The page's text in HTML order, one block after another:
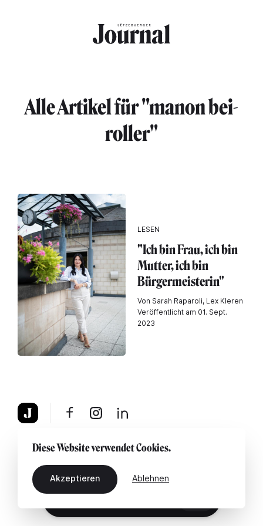
Alle Artikel für "manon bei-
roller"
LESEN
"Ich bin Frau, ich bin
Mutter, ich bin
Bürgermeisterin"
Von Sarah Raparoli, Lex Kleren
Veröffentlicht am 01. Sept.
2023
Über uns Rechtshinweis Kontaktiere uns
Diese Website verwendet Cookies.
Akzeptieren Ablehnen